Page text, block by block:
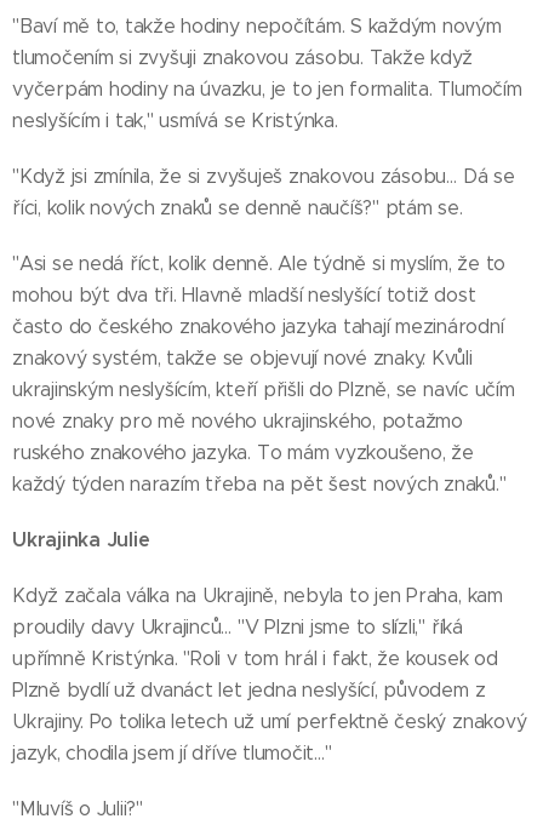
"Baví mě to, takže hodiny nepočítám. S každým novým
tlumočením si zvyšuji znakovou zásobu. Takže když
vyčerpám hodiny na úvazku, je to jen formalita. Tlumočím
neslyšícím i tak," usmívá se Kristýnka.
"Když jsi zmínila, že si zvyšuješ znakovou zásobu… Dá se
říci, kolik nových znaků se denně naučíš?" ptám se.
"Asi se nedá říct, kolik denně. Ale týdně si myslím, že to
mohou být dva tři. Hlavně mladší neslyšící totiž dost
často do českého znakového jazyka tahají mezinárodní
znakový systém, takže se objevují nové znaky. Kvůli
ukrajinským neslyšícím, kteří přišli do Plzně, se navíc učím
nové znaky pro mě nového ukrajinského, potažmo
ruského znakového jazyka. To mám vyzkoušeno, že
každý týden narazím třeba na pět šest nových znaků."
Ukrajinka Julie
Když začala válka na Ukrajině, nebyla to jen Praha, kam
proudily davy Ukrajinců… "V Plzni jsme to slízli," říká
upřímně Kristýnka. "Roli v tom hrál i fakt, že kousek od
Plzně bydlí už dvanáct let jedna neslyšící, původem z
Ukrajiny. Po tolika letech už umí perfektně český znakový
jazyk, chodila jsem jí dříve tlumočit…"
"Mluvíš o Julii?"